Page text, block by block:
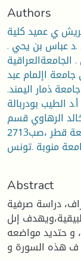
Authors
ي عميد كلية
.د عباس بن يحي .
جامعة اإلمام عبد
ذمار اليمند.
الطيب بودربالة
الرهاوي قسم
اللغة العربية ،كلية اآلداب والعلوم ، جامعة قطر ،صب2713
منوبة .تونس
Abstract
دراسة صرفية
إىل
و حتديد مواضعه
ف هذه السورة و